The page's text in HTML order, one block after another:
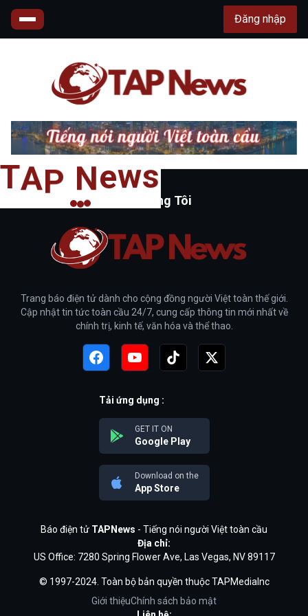
Đăng nhập
TAP News
Về Chúng Tôi
Trang báo điện tử dành cho cộng đồng người Việt toàn thế giới.
Cập nhật tin tức toàn cầu 24/7, cung cấp thông tin mới nhất về
chính trị, kinh tế, văn hóa và thể thao.
Tải ứng dụng :
GET IT ON
Google Play
Download on the
App Store
Báo điện tử TAPNews - Tiếng nói người Việt toàn cầu
Địa chỉ:
US Office: 7280 Spring Flower Ave, Las Vegas, NV 89117
© 1997-2024. Toàn bộ bản quyền thuộc TAPMediaInc
Giới thiệuChính sách bảo mật